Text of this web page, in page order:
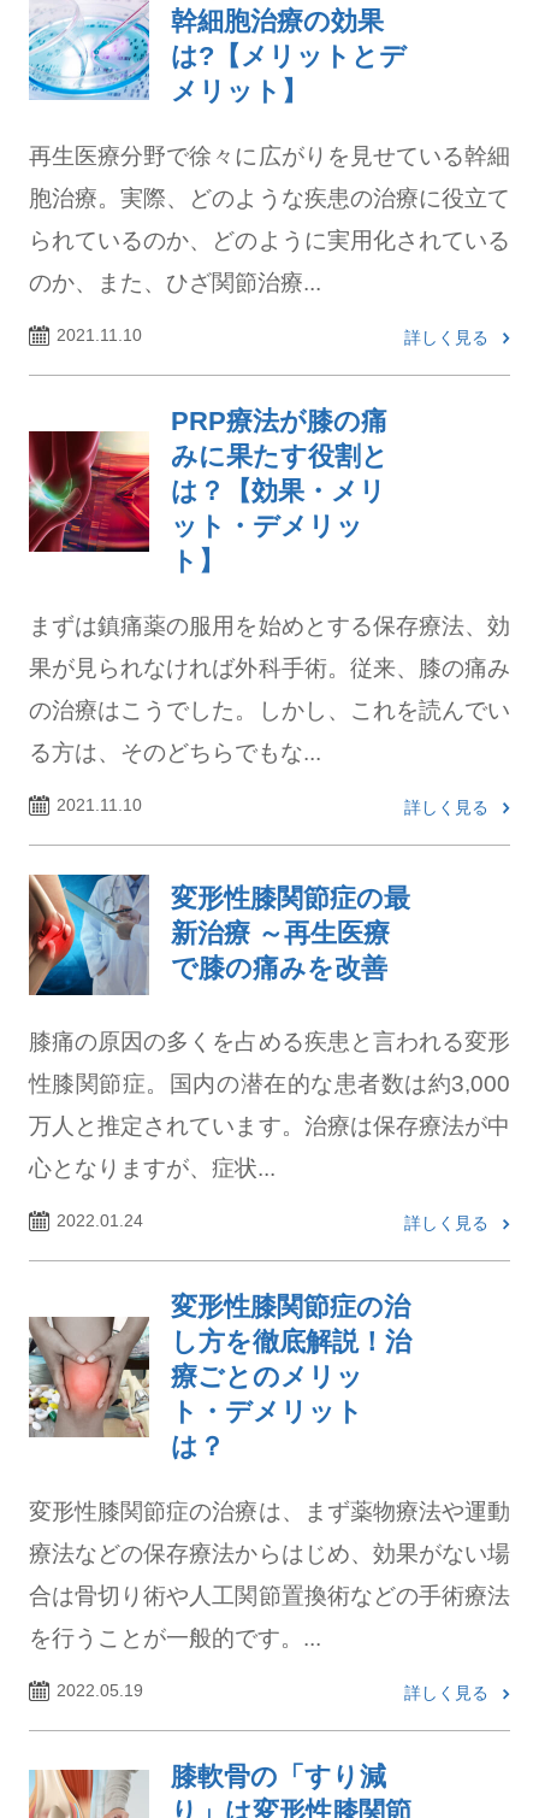
幹細胞治療の効果
は?【メリットとデ
メリット】
再生医療分野で徐々に広がりを見せている幹細
胞治療。実際、どのような疾患の治療に役立て
られているのか、どのように実用化されている
のか、また、ひざ関節治療...
2021.11.10 詳しく見る
PRP療法が膝の痛
みに果たす役割と
は？【効果・メリ
ット・デメリッ
ト】
まずは鎮痛薬の服用を始めとする保存療法、効
果が見られなければ外科手術。従来、膝の痛み
の治療はこうでした。しかし、これを読んでい
る方は、そのどちらでもな...
2021.11.10 詳しく見る
変形性膝関節症の最
新治療 ～再生医療
で膝の痛みを改善
膝痛の原因の多くを占める疾患と言われる変形
性膝関節症。国内の潜在的な患者数は約3,000
万人と推定されています。治療は保存療法が中
心となりますが、症状...
2022.01.24 詳しく見る
変形性膝関節症の治
し方を徹底解説！治
療ごとのメリッ
ト・デメリット
は？
変形性膝関節症の治療は、まず薬物療法や運動
療法などの保存療法からはじめ、効果がない場
合は骨切り術や人工関節置換術などの手術療法
を行うことが一般的です。...
2022.05.19 詳しく見る
膝軟骨の「すり減
り」は変形性膝関節